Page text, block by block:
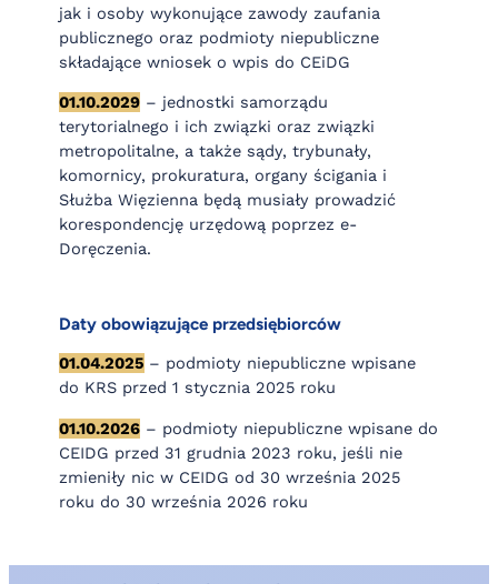
jak i osoby wykonujące zawody zaufania
publicznego oraz podmioty niepubliczne
składające wniosek o wpis do CEiDG
01.10.2029 – jednostki samorządu
terytorialnego i ich związki oraz związki
metropolitalne, a także sądy, trybunały,
komornicy, prokuratura, organy ścigania i
Służba Więzienna będą musiały prowadzić
korespondencję urzędową poprzez e-
Doręczenia.
Daty obowiązujące przedsiębiorców
01.04.2025 – podmioty niepubliczne wpisane
do KRS przed 1 stycznia 2025 roku
01.10.2026 – podmioty niepubliczne wpisane do
CEIDG przed 31 grudnia 2023 roku, jeśli nie
zmieniły nic w CEIDG od 30 września 2025
roku do 30 września 2026 roku